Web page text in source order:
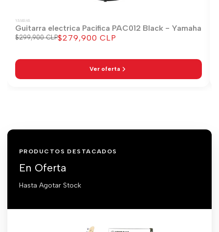
YAMAHA
Guitarra electrica Pacifica PAC012 Black - Yamaha
Precio
$299,900 CLPPrecio
$279,900 CLP
Ver oferta
PRODUCTOS DESTACADOS
En Oferta
Hasta Agotar Stock